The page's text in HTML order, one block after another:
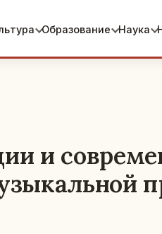
Образование Наука
и